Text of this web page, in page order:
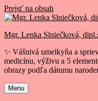
Prejsť na obsah
Mgr. Lenka Slniečková,
✨ Vášnivá umelkyňa a
medicínu, výživu a 5
obrazy podľa dátumu
Menu